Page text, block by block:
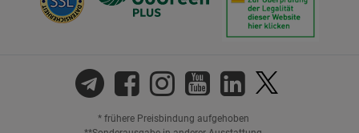
* frühere Preisbindung aufgehoben